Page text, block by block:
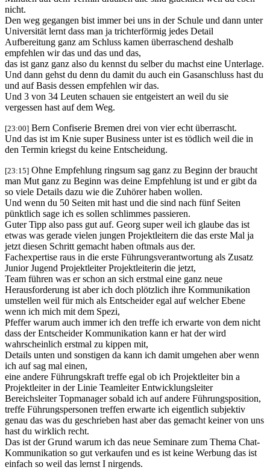
nicht.
Den weg gegangen bist immer bei uns in der Schule und dann unter
Universität lernt dass man ja trichterförmig jedes Detail
Aufbereitung ganz am Schluss kamen überraschend deshalb
empfehlen wir das und das und das,
das ist ganz ganz also du kennst du selber du machst eine Unterlage.
Und dann gehst du denn du damit du auch ein Gasanschluss hast du
und auf Basis dessen empfehlen wir das.
Und 3 von 34 Leuten schauen sie entgeistert an weil du sie
vergessen hast auf dem Weg.
[23:00] Bern Confiserie Bremen drei von vier echt überrascht.
Und das ist im Knie super Business unter ist es tödlich weil die in
den Termin kriegst du keine Entscheidung.
[23:15] Ohne Empfehlung ringsum sag ganz zu Beginn der braucht
man Mut ganz zu Beginn was deine Empfehlung ist und er gibt da
so viele Details dazu wie die Zuhörer haben wollen.
Und wenn du 50 Seiten mit hast und die sind nach fünf Seiten
pünktlich sage ich es sollen schlimmes passieren.
Guter Tipp also pass gut auf. Georg super weil ich glaube das ist
etwas was gerade vielen jungen Projektleitern die das erste Mal ja
jetzt diesen Schritt gemacht haben oftmals aus der.
Fachexpertise raus in die erste Führungsverantwortung als Zusatz
Junior Jugend Projektleiter Projektleiterin die jetzt,
Team führen was er schon an sich erstmal eine ganz neue
Herausforderung ist aber ich doch plötzlich ihre Kommunikation
umstellen weil für mich als Entscheider egal auf welcher Ebene
wenn ich mich mit dem Spezi,
Pfeffer warum auch immer ich den treffe ich erwarte von dem nicht
dass der Entscheider Kommunikation kann er hat der wird
wahrscheinlich erstmal zu kippen mit,
Details unten und sonstigen da kann ich damit umgehen aber wenn
ich auf sag mal einen,
eine andere Führungskraft treffe egal ob ich Projektleiter bin a
Projektleiter in der Linie Teamleiter Entwicklungsleiter
Bereichsleiter Topmanager sobald ich auf andere Führungsposition,
treffe Führungspersonen treffen erwarte ich eigentlich subjektiv
genau das was du geschrieben hast aber das gemacht keiner von uns
hast du wirklich recht.
Das ist der Grund warum ich das neue Seminare zum Thema Chat-
Kommunikation so gut verkaufen und es ist keine Werbung das ist
einfach so weil das lernst I nirgends.